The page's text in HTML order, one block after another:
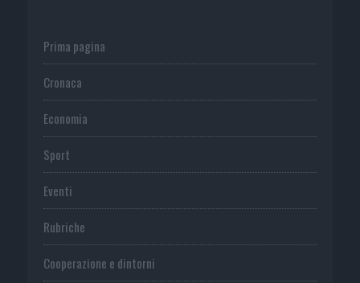
Prima pagina
Cronaca
Economia
Sport
Eventi
Rubriche
Cooperazione e dintorni